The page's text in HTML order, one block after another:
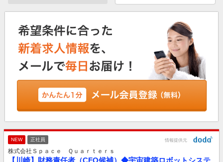
NEW 正社員 情報提供元
株式会社Ｓｐａｃｅ Ｑｕａｒｔｅｒｓ
【川崎】財務責任者（CFO候補）◆宇宙建築ロボットシステ